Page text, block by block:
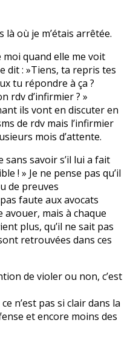
là où je m’étais arrêtée.
moi quand elle me voit
dit : »Tiens, ta repris tes
tu répondre à ça ?
rdv d’infirmier ? »
ils vont en discuter en
de rdv mais l’infirmier
mois d’attente.
sans savoir s’il lui a fait
! » Je ne pense pas qu’il
de preuves
faute aux avocats
avouer, mais à chaque
plus, qu’il ne sait pas
retrouvées dans ces
de violer ou non, c’est
n’est pas si clair dans la
et encore moins des